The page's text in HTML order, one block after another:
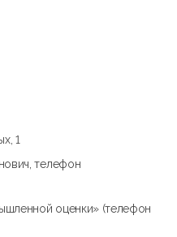
1
телефон
оценки» (телефон